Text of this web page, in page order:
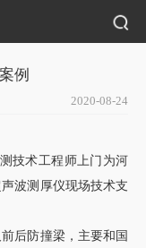
例
2020-08-24
技术工程师上门为河
波测厚仪现场技术支
后防撞梁，主要和国